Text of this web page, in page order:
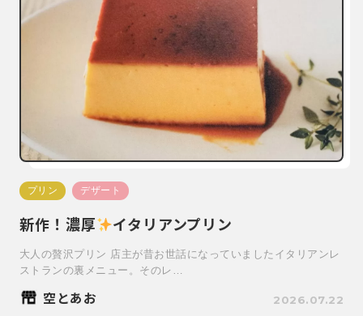
プリン デザート
新作！濃厚 イタリアンプリン
大人の贅沢プリン 店主が昔お世話になっていましたイタリアンレ
ストランの裏メニュー。そのレ…
空とあお 2026.07.22